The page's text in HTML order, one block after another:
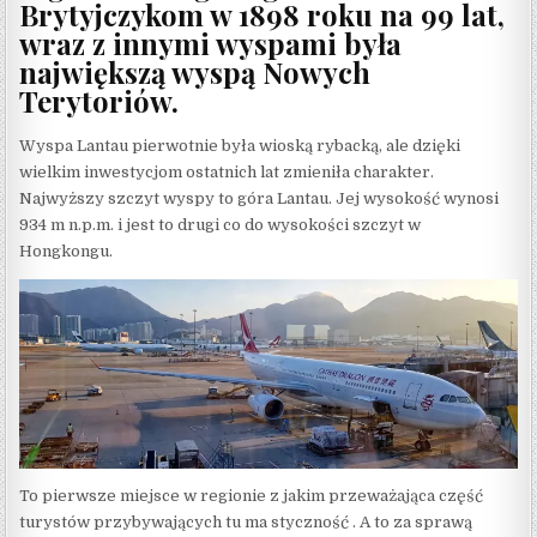
Brytyjczykom w 1898 roku na 99 lat,
wraz z innymi wyspami była
największą wyspą Nowych
Terytoriów.
Wyspa Lantau pierwotnie była wioską rybacką, ale dzięki
wielkim inwestycjom ostatnich lat zmieniła charakter.
Najwyższy szczyt wyspy to góra Lantau. Jej wysokość wynosi
934 m n.p.m. i jest to drugi co do wysokości szczyt w
Hongkongu.
To pierwsze miejsce w regionie z jakim przeważająca część
turystów przybywających tu ma styczność . A to za sprawą